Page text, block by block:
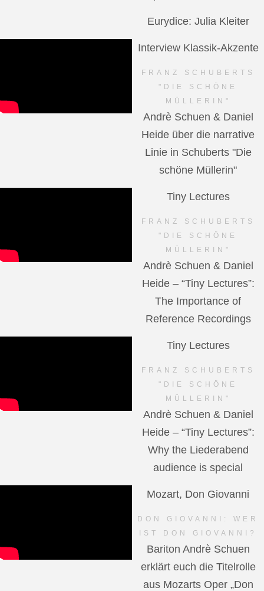
Eurydice: Julia Kleiter
Interview Klassik-Akzente
FRANZ SCHUBERTS
"DIE SCHÖNE
MÜLLERIN"
Andrè Schuen & Daniel
Heide über die narrative
Linie in Schuberts "Die
schöne Müllerin"
Tiny Lectures
FRANZ SCHUBERTS
"DIE SCHÖNE
MÜLLERIN"
Andrè Schuen & Daniel
Heide – “Tiny Lectures”:
The Importance of
Reference Recordings
Tiny Lectures
FRANZ SCHUBERTS
"DIE SCHÖNE
MÜLLERIN"
Andrè Schuen & Daniel
Heide – “Tiny Lectures”:
Why the Liederabend
audience is special
Mozart, Don Giovanni
DON GIOVANNI: WER
IST DON GIOVANNI?
Bariton Andrè Schuen
erklärt euch die Titelrolle
aus Mozarts Oper „Don